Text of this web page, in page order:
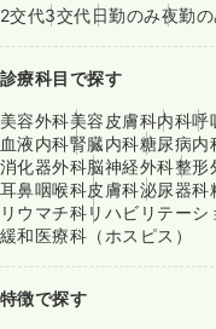
2交代3交代日勤のみ夜勤の
診療科目で探す
美容外科美容皮膚科内科呼
血液内科腎臓内科糖尿病内
消化器外科脳神経外科整形
耳鼻咽喉科皮膚科泌尿器科
リウマチ科リハビリテーシ
緩和医療科（ホスピス）
特徴で探す